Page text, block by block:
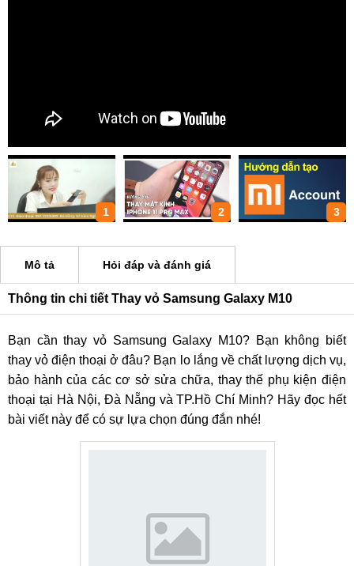
1 2 3
Mô tả Hỏi đáp và đánh giá
Thông tin chi tiết Thay vỏ Samsung Galaxy M10
Bạn cần thay vỏ Samsung Galaxy M10? Bạn không biết
thay vỏ điện thoại ở đâu? Bạn lo lắng về chất lượng dịch vụ,
bảo hành của các cơ sở sửa chữa, thay thế phụ kiện điện
thoại tại Hà Nội, Đà Nẵng và TP.Hồ Chí Minh? Hãy đọc hết
bài viết này để có sự lựa chọn đúng đắn nhé!